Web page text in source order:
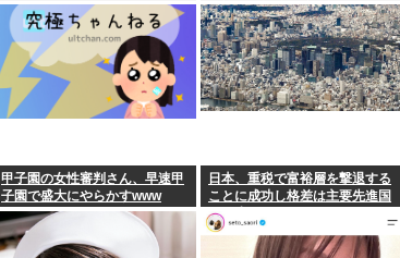
員協会の招待を連続拒否www
甲子園の女性審判さん、早速甲
子園で盛大にやらかすwww
日本、重税で富裕層を撃退する
ことに成功し格差は主要先進国
で最小